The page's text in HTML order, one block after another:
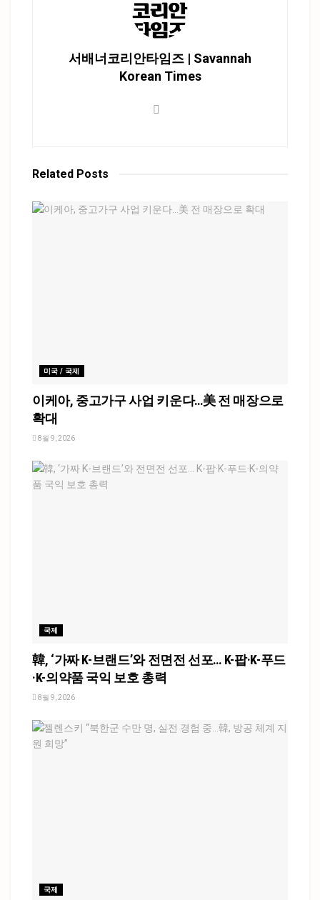
서배너코리안타임즈 | Savannah
Korean Times
Related Posts
미국 / 국제
이케아, 중고가구 사업 키운다…美 전 매장으로
확대
8월 9, 2026
국제
韓, ‘가짜 K-브랜드’와 전면전 선포… K-팝·K-푸드
·K-의약품 국익 보호 총력
8월 9, 2026
국제